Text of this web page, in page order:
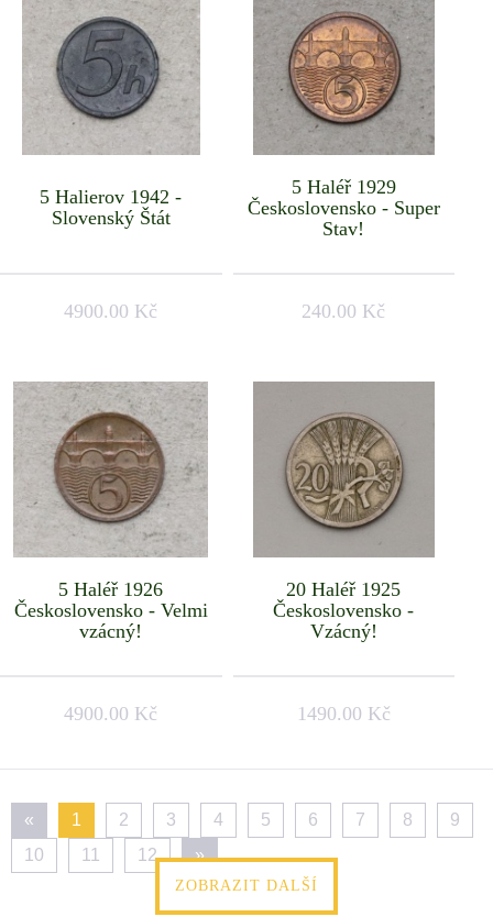
5 Halierov 1942 -
Slovenský Štát
4900.00 Kč
5 Haléř 1929
Československo - Super
Stav!
240.00 Kč
5 Haléř 1926
Československo - Velmi
vzácný!
4900.00 Kč
20 Haléř 1925
Československo -
Vzácný!
1490.00 Kč
« 1 2 3 4 5 6 7 8
9
10
11 12 »
ZOBRAZIT DALŠÍ